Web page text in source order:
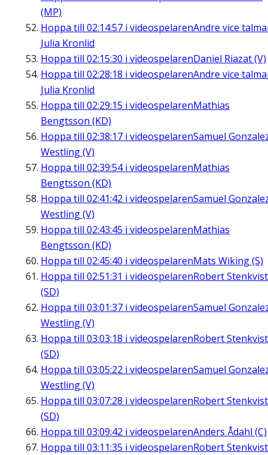
(MP)
Hoppa till 02:14:57 i videospelarenAndre vice
Julia Kronlid
Hoppa till 02:15:30 i videospelarenDaniel Riazat (V)
Hoppa till 02:28:18 i videospelarenAndre vice
Julia Kronlid
Hoppa till 02:29:15 i videospelarenMathias
Bengtsson (KD)
Hoppa till 02:38:17 i videospelarenSamuel
Westling (V)
Hoppa till 02:39:54i videospelarenMathias
Bengtsson (KD)
Hoppa till 02:41:42 i videospelarenSamuel
Westling (V)
Hoppa till 02:43:45 i videospelarenMathias
Bengtsson (KD)
Hoppa till 02:45:40 i videospelarenMats Wiking (S)
Hoppa till 02:51:31 i videospelarenRobert Stenkvist
(SD)
Hoppa till 03:01:37 i videospelarenSamuel
Westling (V)
Hoppa till 03:03:18 i videospelarenRobert Stenkvist
(SD)
Hoppa till 03:05:22 i videospelarenSamuel
Westling (V)
Hoppa till 03:07:28 i videospelarenRobert Stenkvist
(SD)
Hoppa till 03:09:42 i videospelarenAnders Ådahl (C)
Hoppa till 03:11:35 i videospelarenRobert Stenkvist